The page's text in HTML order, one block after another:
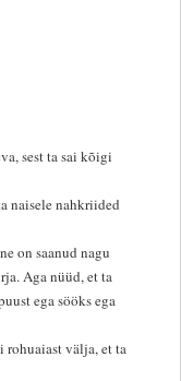
sest ta sai kõigi
naisele nahkriided
on saanud nagu
Aga nüüd, et ta
ega sööks ega
rohuaiast välja, et ta